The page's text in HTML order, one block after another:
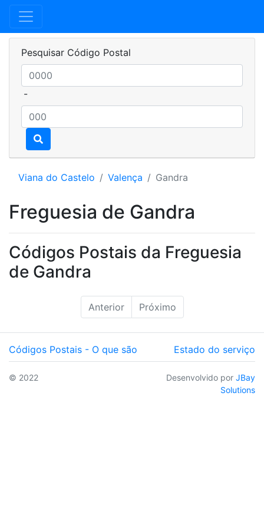
Pesquisar Código Postal
-
Viana do Castelo Valença Gandra
Freguesia de Gandra
Códigos Postais da Freguesia
de Gandra
Anterior Próximo
Códigos Postais - O que são Estado do serviço
© 2022 Desenvolvido por JBay
Solutions